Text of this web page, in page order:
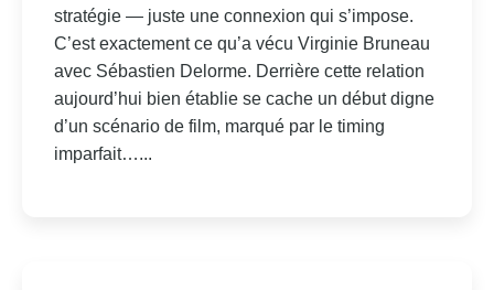
stratégie — juste une connexion qui s’impose.
C’est exactement ce qu’a vécu Virginie Bruneau
avec Sébastien Delorme. Derrière cette relation
aujourd’hui bien établie se cache un début digne
d’un scénario de film, marqué par le timing
imparfait…...